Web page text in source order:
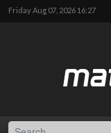
Friday Aug 07, 2026 16:27